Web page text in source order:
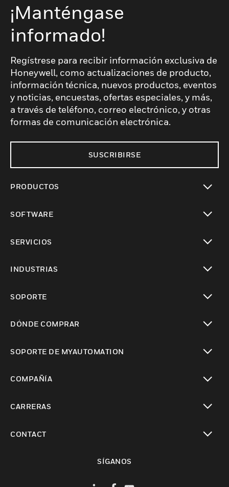
¡Manténgase
informado!
Regístrese para recibir información exclusiva de
Honeywell, como actualizaciones de producto,
información técnica, nuevos productos, eventos
y noticias, encuestas, ofertas especiales, y más,
a través de teléfono, correo electrónico, y otras
formas de comunicación electrónica.
SUSCRIBIRSE
PRODUCTOS
SOFTWARE
SERVICIOS
INDUSTRIAS
SOPORTE
DÓNDE COMPRAR
SOPORTE DE MYAUTOMATION
COMPAÑÍA
CARRERAS
CONTACT
SÍGANOS